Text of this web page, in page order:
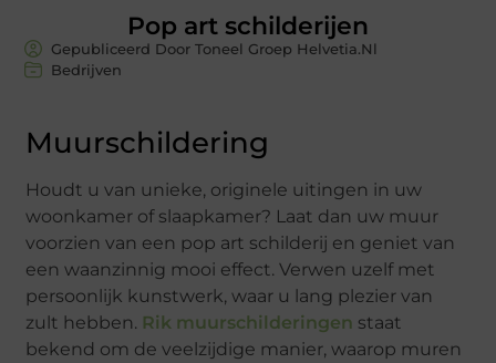
Pop art schilderijen
Gepubliceerd Door Toneel Groep Helvetia.nl
Bedrijven
Muurschildering
Houdt u van unieke, originele uitingen in uw
woonkamer of slaapkamer? Laat dan uw muur
voorzien van een pop art schilderij en geniet van
een waanzinnig mooi effect. Verwen uzelf met
persoonlijk kunstwerk, waar u lang plezier van
zult hebben. Rik muurschilderingen staat
bekend om de veelzijdige manier, waarop muren